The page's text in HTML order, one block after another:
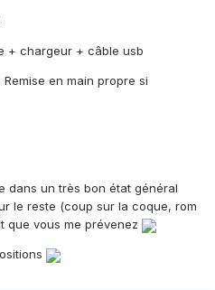
+ chargeur + câble usb
en main propre si
dans un très bon état général
le reste (coup sur la coque, rom
que vous me prévenez